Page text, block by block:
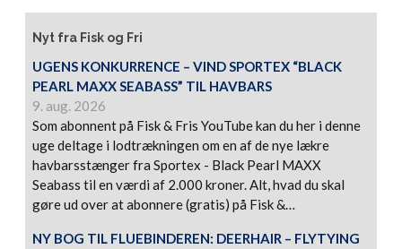
Nyt fra Fisk og Fri
UGENS KONKURRENCE – VIND SPORTEX “BLACK
PEARL MAXX SEABASS” TIL HAVBARS
9. aug. 2026
Som abonnent på Fisk & Fris YouTube kan du her i denne
uge deltage i lodtrækningen om en af de nye lækre
havbarsstænger fra Sportex - Black Pearl MAXX
Seabass til en værdi af 2.000 kroner. Alt, hvad du skal
gøre ud over at abonnere (gratis) på Fisk &…
NY BOG TIL FLUEBINDEREN: DEERHAIR – FLYTYING